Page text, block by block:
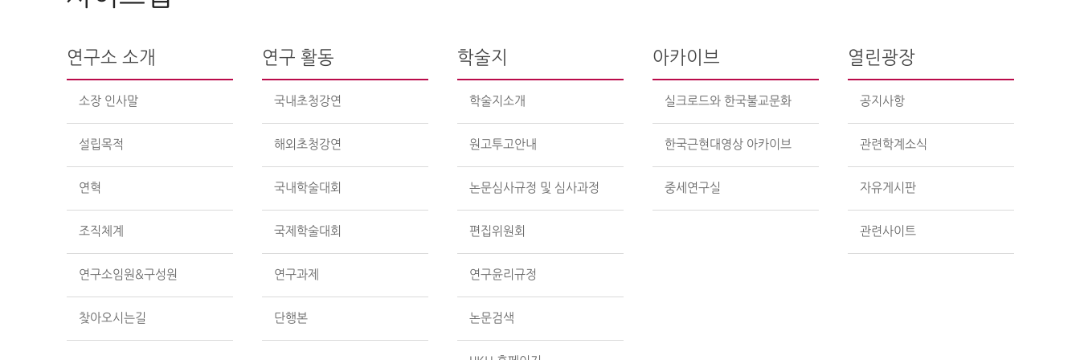
연구소 소개
소장 인사말
설립목적
연혁
조직체계
연구소임원&구성원
찾아오시는길
연구 활동
국내초청강연
해외초청강연
국내학술대회
국제학술대회
연구과제
단행본
학술지
학술지소개
원고투고안내
논문심사규정 및 심사과정
편집위원회
연구윤리규정
논문검색
아카이브
실크로드와 한국불교문화
한국근현대영상 아카이브
중세연구실
열린광장
공지사항
관련학계소식
자유게시판
관련사이트